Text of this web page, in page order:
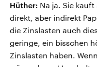
Hüther: Na ja. Sie
direkt, aber indirekt
die Zinslasten auch
geringe, ein bisschen
Zinslasten haben.